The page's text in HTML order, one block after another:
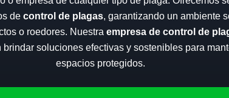
decontrol de plagas, garantizando un ambiente
o roedores. Nuestra empresa de control de
soluciones efectivas y sostenibles para
espacios protegidos.